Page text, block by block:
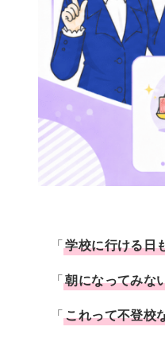
「学校に行ける日
「朝になってみな
「これって不登校